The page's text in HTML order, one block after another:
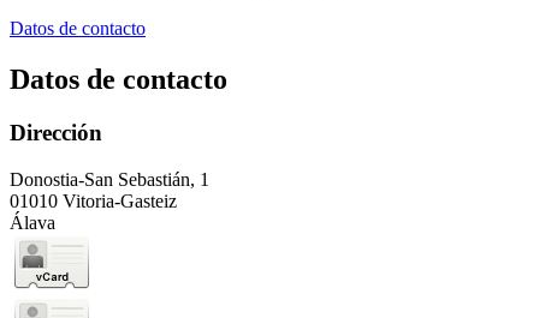
Datos de contacto
Datos de contacto
Dirección
Donostia-San Sebastián, 1
01010 Vitoria-Gasteiz
Álava